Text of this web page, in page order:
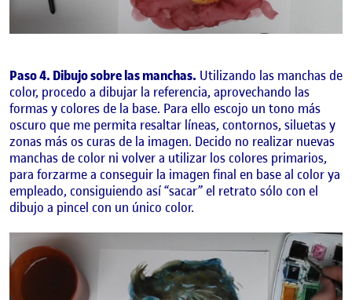
Paso 4. Dibujo sobre las manchas. Utilizando las manchas de
color, procedo a dibujar la referencia, aprovechando las
formas y colores de la base. Para ello escojo un tono más
oscuro que me permita resaltar líneas, contornos, siluetas y
zonas más os curas de la imagen. Decido no realizar nuevas
manchas de color ni volver a utilizar los colores primarios,
para forzarme a conseguir la imagen final en base al color ya
empleado, consiguiendo así “sacar” el retrato sólo con el
dibujo a pincel con un único color.